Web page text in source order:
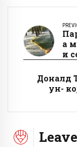
а
и
Доналд
ун-